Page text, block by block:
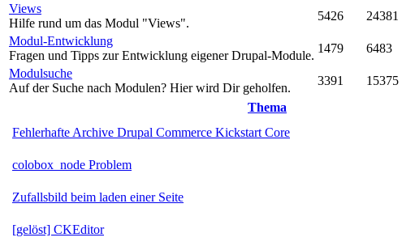
Views
Hilfe rund um das Modul "Views".
5426 24381
Modul-Entwicklung
Fragen und Tipps zur Entwicklung eigener Drupal-Module.
1479 6483
Modulsuche
Auf der Suche nach Modulen? Hier wird Dir geholfen.
3391 15375
Thema
Fehlerhafte Archive Drupal Commerce Kickstart Core
colobox_node Problem
Zufallsbild beim laden einer Seite
[gelöst] CKEditor